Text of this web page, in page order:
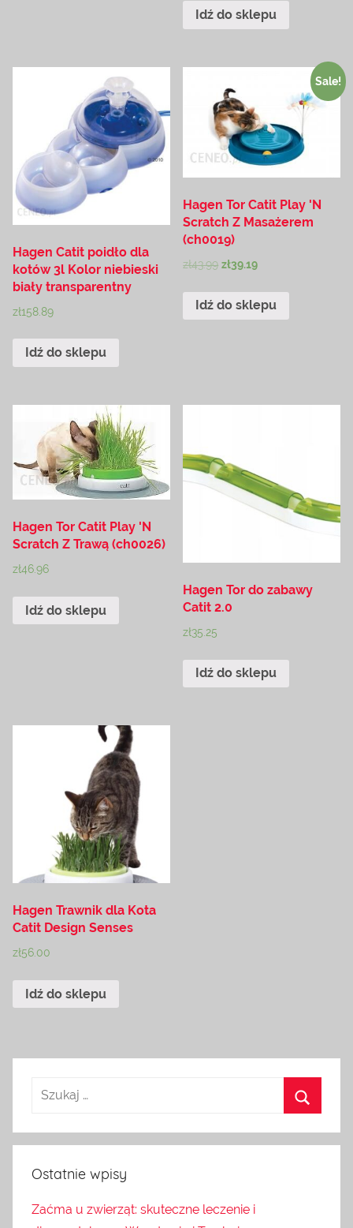
Idź do sklepu
Hagen Catit poidło dla
kotów 3l Kolor niebieski
biały transparentny
zł158.89
Idź do sklepu
Sale!
Hagen Tor Catit Play 'N
Scratch Z Masażerem
(ch0019)
zł43.99 zł39.19
Idź do sklepu
Hagen Tor Catit Play 'N
Scratch Z Trawą (ch0026)
zł46.96
Idź do sklepu
Hagen Tor do zabawy
Catit 2.0
zł35.25
Idź do sklepu
Hagen Trawnik dla Kota
Catit Design Senses
zł56.00
Idź do sklepu
Ostatnie wpisy
Zaćma u zwierząt: skuteczne leczenie i